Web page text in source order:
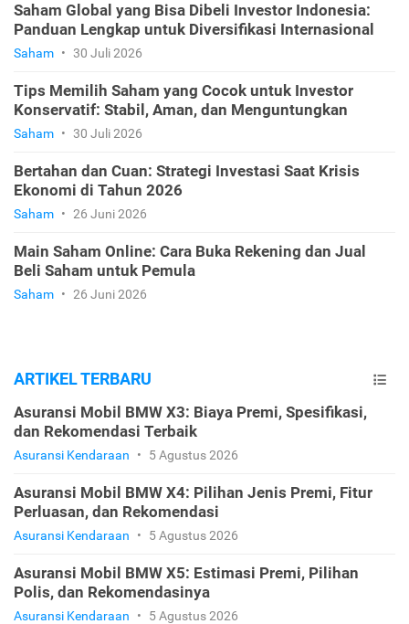
Saham Global yang Bisa Dibeli Investor Indonesia:
Panduan Lengkap untuk Diversifikasi Internasional
Saham • 30 Juli 2026
Tips Memilih Saham yang Cocok untuk Investor
Konservatif: Stabil, Aman, dan Menguntungkan
Saham • 30 Juli 2026
Bertahan dan Cuan: Strategi Investasi Saat Krisis
Ekonomi di Tahun 2026
Saham • 26 Juni 2026
Main Saham Online: Cara Buka Rekening dan Jual
Beli Saham untuk Pemula
Saham • 26 Juni 2026
ARTIKEL TERBARU
Asuransi Mobil BMW X3: Biaya Premi, Spesifikasi,
dan Rekomendasi Terbaik
Asuransi Kendaraan • 5 Agustus 2026
Asuransi Mobil BMW X4: Pilihan Jenis Premi, Fitur
Perluasan, dan Rekomendasi
Asuransi Kendaraan • 5 Agustus 2026
Asuransi Mobil BMW X5: Estimasi Premi, Pilihan
Polis, dan Rekomendasinya
Asuransi Kendaraan • 5 Agustus 2026